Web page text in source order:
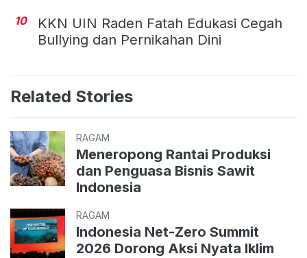
10
KKN UIN Raden Fatah Edukasi Cegah
Bullying dan Pernikahan Dini
Related Stories
RAGAM
Meneropong Rantai Produksi
dan Penguasa Bisnis Sawit
Indonesia
RAGAM
Indonesia Net-Zero Summit
2026 Dorong Aksi Nyata Iklim